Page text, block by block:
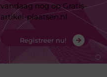
vandaag nog op Gratis-
artikel-plaatsen.nl
Registreer nu!